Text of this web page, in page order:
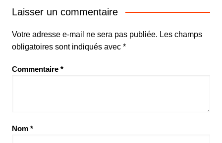
Laisser un commentaire
Votre adresse e-mail ne sera pas publiée. Les champs
obligatoires sont indiqués avec *
Commentaire *
Nom *